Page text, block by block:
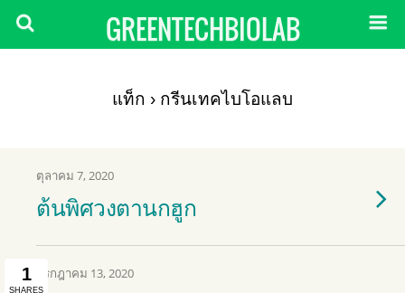
GREENTECHBIOLAB
แท็ก › กรีนเทคไบโอแลบ
ตุลาคม 7, 2020
ต้นพิศวงตานกฮูก
กรกฎาคม 13, 2020